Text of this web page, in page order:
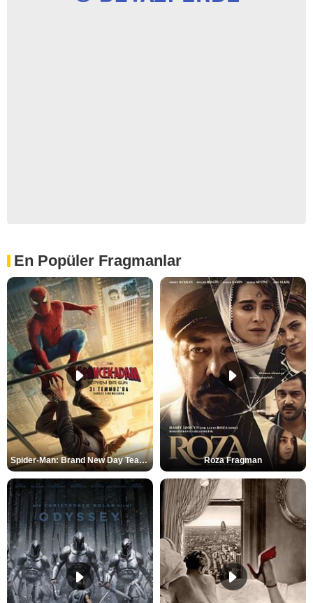
En Popüler Fragmanlar
Spider-Man: Brand New Day Teaser Roza Fragman